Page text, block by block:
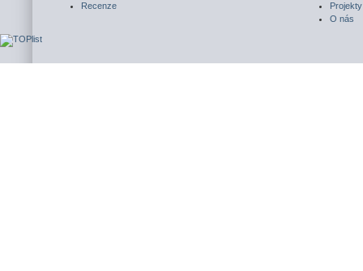
Recenze
Projekty
O nás